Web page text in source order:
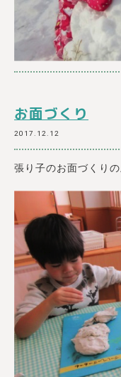
お面づくり
2017.12.12
張り子のお面づくり